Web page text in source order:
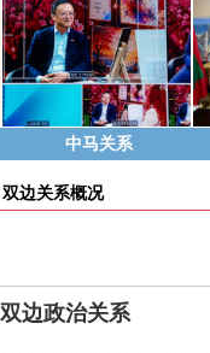
中马关系
双边关系概况
边政治关系